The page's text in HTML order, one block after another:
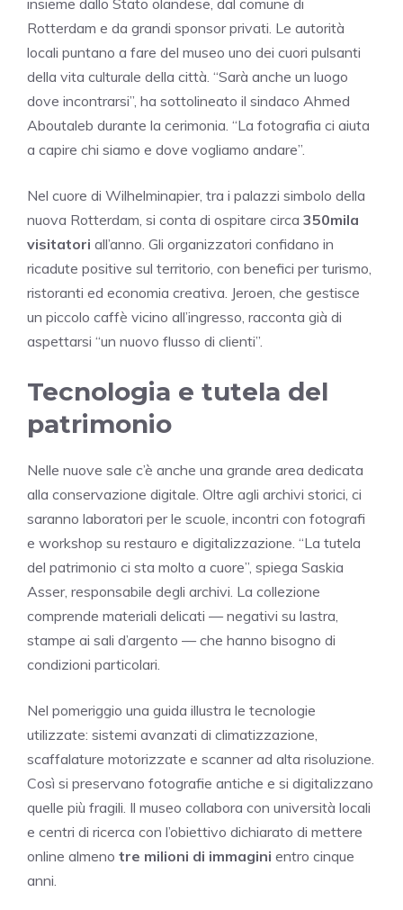
Rotterdam e da grandi sponsor privati. Le autorità
locali puntano a fare del museo uno dei cuori pulsanti
della vita culturale della città. “Sarà anche un luogo
dove incontrarsi”, ha sottolineato il sindaco Ahmed
Aboutaleb durante la cerimonia. “La fotografia ci aiuta
a capire chi siamo e dove vogliamo andare”.
Nel cuore di Wilhelminapier, tra i palazzi simbolo della
nuova Rotterdam, si conta di ospitare circa 350mila
visitatori all’anno. Gli organizzatori confidano in
ricadute positive sul territorio, con benefici per turismo,
ristoranti ed economia creativa. Jeroen, che gestisce
un piccolo caffè vicino all’ingresso, racconta già di
aspettarsi “un nuovo flusso di clienti”.
Tecnologia e tutela del
patrimonio
Nelle nuove sale c’è anche una grande area dedicata
alla conservazione digitale. Oltre agli archivi storici, ci
saranno laboratori per le scuole, incontri con fotografi
e workshop su restauro e digitalizzazione. “La tutela
del patrimonio ci sta molto a cuore”, spiega Saskia
Asser, responsabile degli archivi. La collezione
comprende materiali delicati — negativi su lastra,
stampe ai sali d’argento — che hanno bisogno di
condizioni particolari.
Nel pomeriggio una guida illustra le tecnologie
utilizzate: sistemi avanzati di climatizzazione,
scaffalature motorizzate e scanner ad alta risoluzione.
Così si preservano fotografie antiche e si digitalizzano
quelle più fragili. Il museo collabora con università locali
e centri di ricerca con l’obiettivo dichiarato di mettere
online almeno tre milioni di immagini entro cinque
anni.